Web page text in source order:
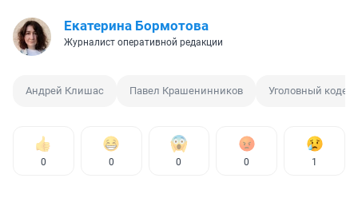
Екатерина Бормотова
Журналист оперативной редакции
Андрей Клишас Павел Крашенинников Уголовный кодекс
0 0 0 0 1